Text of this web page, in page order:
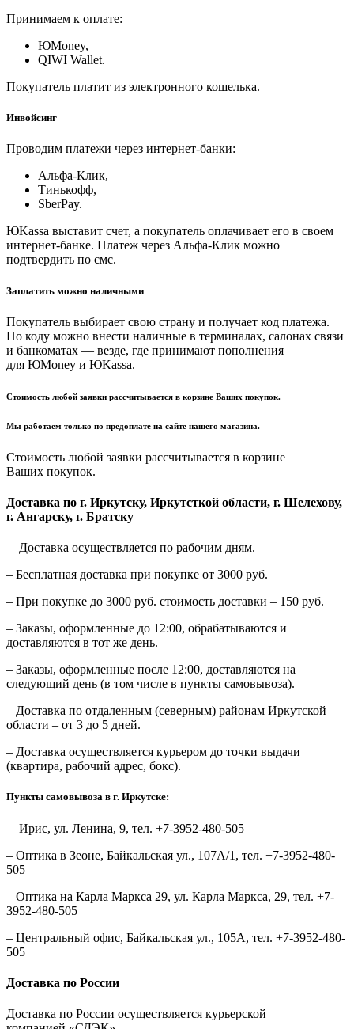
Принимаем к оплате:
ЮMoney,
QIWI Wallet.
Покупатель платит из электронного кошелька.
Инвойсинг
Проводим платежи через интернет-банки:
Альфа-Клик,
Тинькофф,
SberPay.
ЮKassa выставит счет, а покупатель оплачивает его в своем
интернет-банке. Платеж через Альфа-Клик можно
подтвердить по смс.
Заплатить можно наличными
Покупатель выбирает свою страну и получает код платежа.
По коду можно внести наличные в терминалах, салонах связи
и банкоматах — везде, где принимают пополнения
для ЮMoney и ЮKassa.
Стоимость любой заявки рассчитывается в корзине Ваших покупок.
Мы работаем только по предоплате на сайте нашего магазина.
Стоимость любой заявки рассчитывается в корзине
Ваших покупок.
Доставка по г. Иркутску, Иркутсткой области, г. Шелехову,
г. Ангарску, г. Братску
– Доставка осуществляется по рабочим дням.
– Бесплатная доставка при покупке от 3000 руб.
– При покупке до 3000 руб. стоимость доставки – 150 руб.
– Заказы, оформленные до 12:00, обрабатываются и
доставляются в тот же день.
– Заказы, оформленные после 12:00, доставляются на
следующий день (в том числе в пункты самовывоза).
– Доставка по отдаленным (северным) районам Иркутской
области – от 3 до 5 дней.
– Доставка осуществляется курьером до точки выдачи
(квартира, рабочий адрес, бокс).
Пункты самовывоза в г. Иркутске:
– Ирис, ул. Ленина, 9, тел. +7-3952-480-505
– Оптика в Зеоне, Байкальская ул., 107А/1, тел. +7-3952-480-
505
– Оптика на Карла Маркса 29, ул. Карла Маркса, 29, тел. +7-
3952-480-505
– Центральный офис, Байкальская ул., 105А, тел. +7-3952-480-
505
Доставка по России
Доставка по России осуществляется курьерской